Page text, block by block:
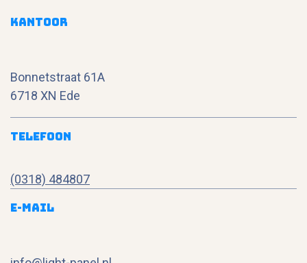
Kantoor
Bonnetstraat 61A
6718 XN Ede
Telefoon
(0318) 484807
E-mail